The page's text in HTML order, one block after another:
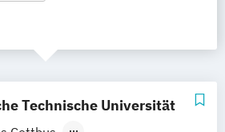
Technische Universität